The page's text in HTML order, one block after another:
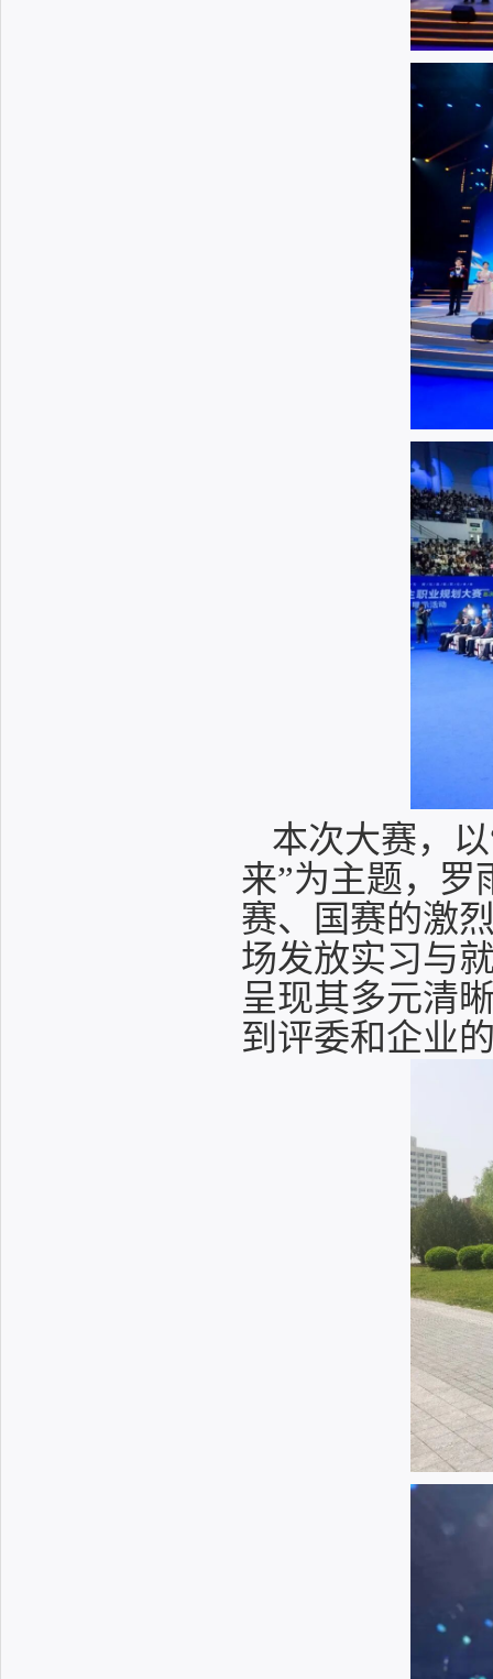
本次大赛，
来”为主题，罗
赛、国赛的激
场发放实习与
呈现其多元清
到评委和企业